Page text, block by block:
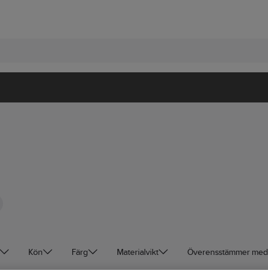
Kön Färg Materialvikt Överensstämmer med